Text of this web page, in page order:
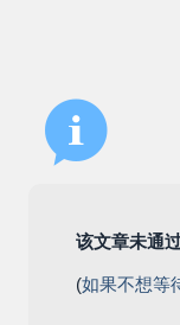
该文章未通
(如果不想等